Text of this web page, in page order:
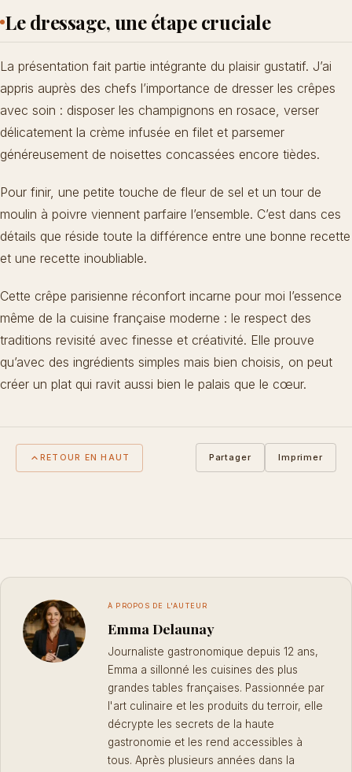
Le dressage, une étape cruciale
La présentation fait partie intégrante du plaisir gustatif. J’ai
appris auprès des chefs l’importance de dresser les crêpes
avec soin : disposer les champignons en rosace, verser
délicatement la crème infusée en filet et parsemer
généreusement de noisettes concassées encore tièdes.
Pour finir, une petite touche de fleur de sel et un tour de
moulin à poivre viennent parfaire l’ensemble. C’est dans ces
détails que réside toute la différence entre une bonne recette
et une recette inoubliable.
Cette crêpe parisienne réconfort incarne pour moi l’essence
même de la cuisine française moderne : le respect des
traditions revisité avec finesse et créativité. Elle prouve
qu’avec des ingrédients simples mais bien choisis, on peut
créer un plat qui ravit aussi bien le palais que le cœur.
RETOUR EN HAUT Partager Imprimer
À PROPOS DE L'AUTEUR
Emma Delaunay
Journaliste gastronomique depuis 12 ans,
Emma a sillonné les cuisines des plus
grandes tables françaises. Passionnée par
l'art culinaire et les produits du terroir, elle
décrypte les secrets de la haute
gastronomie et les rend accessibles à
tous. Après plusieurs années dans la